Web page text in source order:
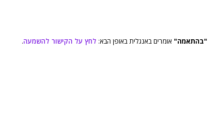
"בהתאמה" אומרים באנגלית באופן הבא: לחץ על הקישור להשמעה.